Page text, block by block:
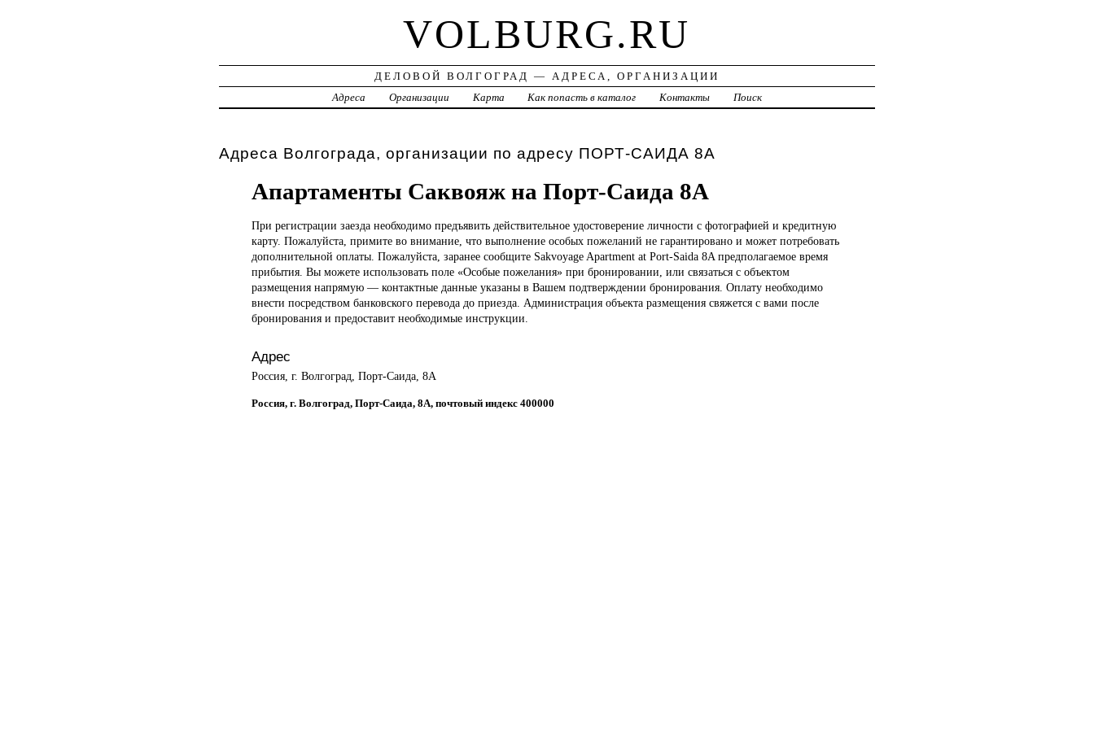
VOLBURG.RU
ДЕЛОВОЙ ВОЛГОГРАД — АДРЕСА, ОРГАНИЗАЦИИ
Адреса
Организации Карта Как попасть в каталог Контакты Поиск
Адреса Волгограда, организации по адресу ПОРТ-САИДА 8А
Апартаменты Саквояж на Порт-Саида 8А
При регистрации заезда необходимо предъявить действительное удостоверение личности с фотографией и кредитную
карту. Пожалуйста, примите во внимание, что выполнение особых пожеланий не гарантировано и может потребовать
дополнительной оплаты. Пожалуйста, заранее сообщите Sakvoyage Apartment at Port-Saida 8A предполагаемое время
прибытия. Вы можете использовать поле «Особые пожелания» при бронировании, или связаться с объектом
размещения напрямую — контактные данные указаны в Вашем подтверждении бронирования. Оплату необходимо
внести посредством банковского перевода до приезда. Администрация объекта размещения свяжется с вами после
бронирования и предоставит необходимые инструкции.
Адрес
Россия, г. Волгоград, Порт-Саида, 8А
Россия, г. Волгоград, Порт-Саида, 8А, почтовый индекс 400000